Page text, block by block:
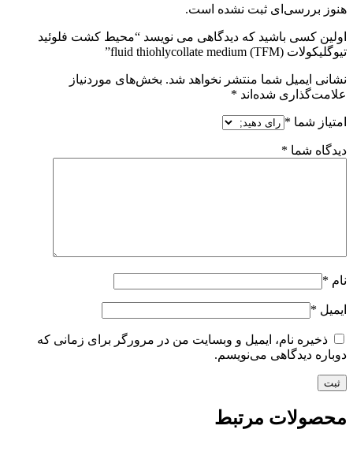
هنوز بررسی‌ای ثبت نشده است.
اولین کسی باشید که دیدگاهی می نویسد “محیط کشت فلوئید
تیوگلیکولات fluid thiohlycollate medium (TFM)”
نشانی ایمیل شما منتشر نخواهد شد. بخش‌های موردنیاز
علامت‌گذاری شده‌اند *
امتیاز شما *
دیدگاه شما *
نام *
ایمیل *
ذخیره نام، ایمیل و وبسایت من در مرورگر برای زمانی که
دوباره دیدگاهی می‌نویسم.
محصولات مرتبط